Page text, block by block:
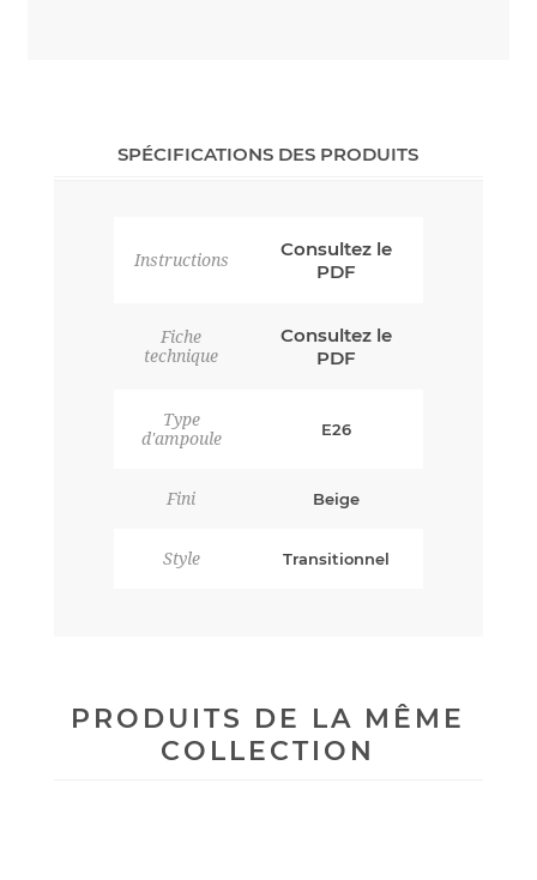
SPÉCIFICATIONS DES PRODUITS
Instructions
Consultez le
PDF
Fiche
technique
Consultez le
PDF
Type
d'ampoule
E26
Fini Beige
Style Transitionnel
PRODUITS DE LA MÊME
COLLECTION